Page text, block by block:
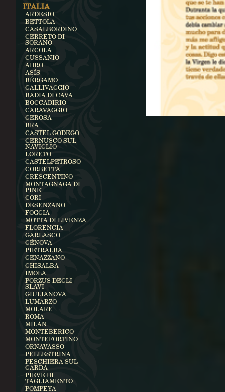
ITALIA
ARDESIO
BETTOLA
CASALBORDINO
CERRETO DI
SORANO
ARCOLA
CUSSANIO
ADRO
ASÍS
BÉRGAMO
GALLIVAGGIO
BADIA DI CAVA
BOCCADIRIO
CARAVAGGIO
GEROSA
BRA
CASTEL GODEGO
CERNUSCO SUL
NAVIGLIO
LORETO
CASTELPETROSO
CORBETTA
CRESCENTINO
MONTAGNAGA DI
PINE'
CORI
DESENZANO
FOGGIA
MOTTA DI LIVENZA
FLORENCIA
GARLASCO
GÉNOVA
PIETRALBA
GENAZZANO
GHISALBA
IMOLA
PORZUS DEGLI
SLAVI
GIULIANOVA
LUMARZO
MOLARE
ROMA
MILÁN
MONTEBERICO
MONTEFORTINO
ORNAVASSO
PELLESTRINA
PESCHIERA SUL
GARDA
PIEVE DI
TAGLIAMENTO
POMPEYA